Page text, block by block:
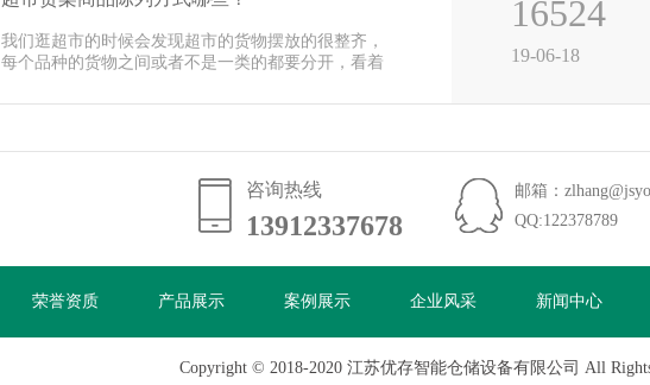
我们逛超市的时候会发现超市的货物摆放的很整齐，
每个品种的货物之间或者不是一类的都要分开，看着
16524
19-06-18
咨询热线
13912337678
13912337678
邮箱：
QQ:122378789
荣誉资质 产品展示 案例展示 企业风采 新闻中心
Copyright © 2018-2020 江苏优存智能仓储设备有限公司 All Rights